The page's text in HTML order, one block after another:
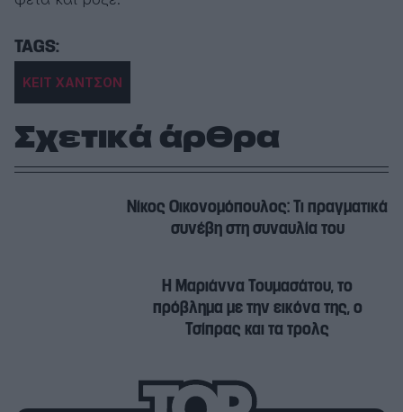
ΚΕΙΤ ΧΑΝΤΣΟΝ
Σχετικά άρθρα
Νίκος Οικονομόπουλος: Τι πραγματικά
συνέβη στη συναυλία του
H Μαριάννα Τουμασάτου, το
πρόβλημα με την εικόνα της, ο
Τσίπρας και τα τρολς